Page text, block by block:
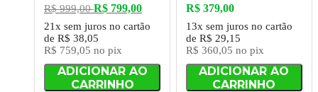
R$ 999,00R$ 799,00
21x sem juros no cartão
de R$ 38,05
R$ 759,05 no pix
ADICIONAR AO
CARRINHO
R$ 379,00
13x sem juros no cartão
de R$ 29,15
R$ 360,05 no pix
ADICIONAR AO
CARRINHO